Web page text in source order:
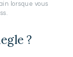
lorsque vous
?